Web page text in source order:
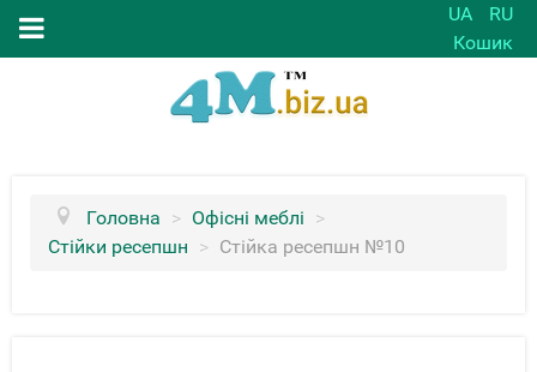
UA
RU
Кошик
Головна > Офісні меблі >
Стійки ресепшн > Стійка ресепшн №10